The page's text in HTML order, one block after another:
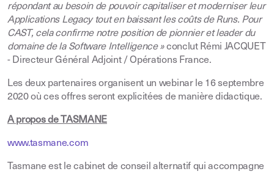
répondant au besoin de pouvoir capitaliser et moderniser leur
Applications Legacy tout en baissant les coûts de Runs. Pour
CAST, cela confirme notre position de pionnier et leader du
domaine de la Software Intelligence » conclut Rémi JACQUET
- Directeur Général Adjoint / Opérations France.
Les deux partenaires organisent un webinar le 16 septembre
2020 où ces offres seront explicitées de manière didactique.
A propos de TASMANE
www.tasmane.com
Tasmane est le cabinet de conseil alternatif qui accompagne